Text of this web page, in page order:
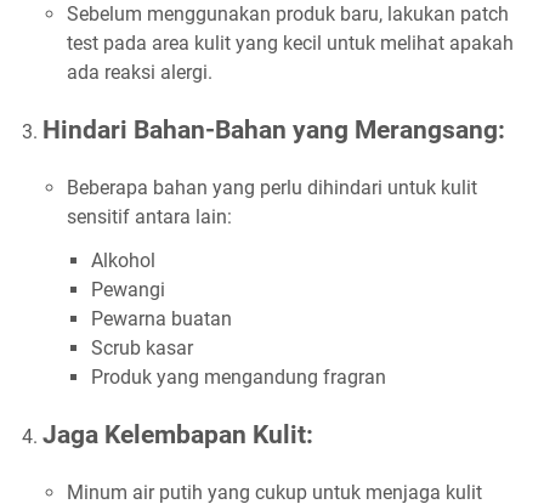
Sebelum menggunakan produk baru, lakukan patch
test pada area kulit yang kecil untuk melihat apakah
ada reaksi alergi.
Hindari Bahan-Bahan yang Merangsang:
Beberapa bahan yang perlu dihindari untuk kulit
sensitif antara lain:
Alkohol
Pewangi
Pewarna buatan
Scrub kasar
Produk yang mengandung fragran
Jaga Kelembapan Kulit:
Minum air putih yang cukup untuk menjaga kulit